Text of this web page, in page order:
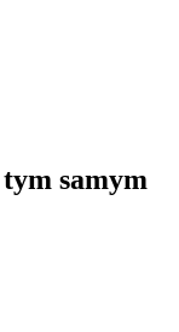
samym